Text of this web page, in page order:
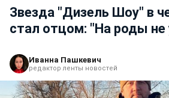
Звезда "Дизель Шоу" в
стал отцом: "На роды не
Иванна Пашкевич
редактор ленты новостей